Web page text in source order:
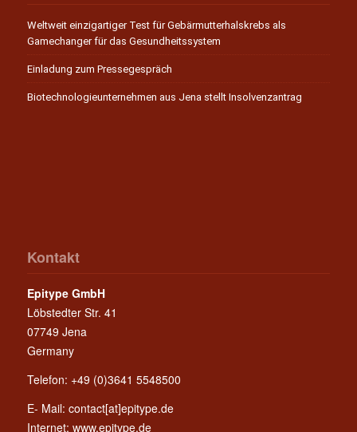
Weltweit einzigartiger Test für Gebärmutterhalskrebs als
Gamechanger für das Gesundheitssystem
Einladung zum Pressegespräch
Biotechnologieunternehmen aus Jena stellt Insolvenzantrag
Kontakt
Epitype GmbH
Löbstedter Str. 41
07749 Jena
Germany
Telefon: +49 (0)3641 5548500
E- Mail: contact[at]epitype.de
Internet: www.epitype.de